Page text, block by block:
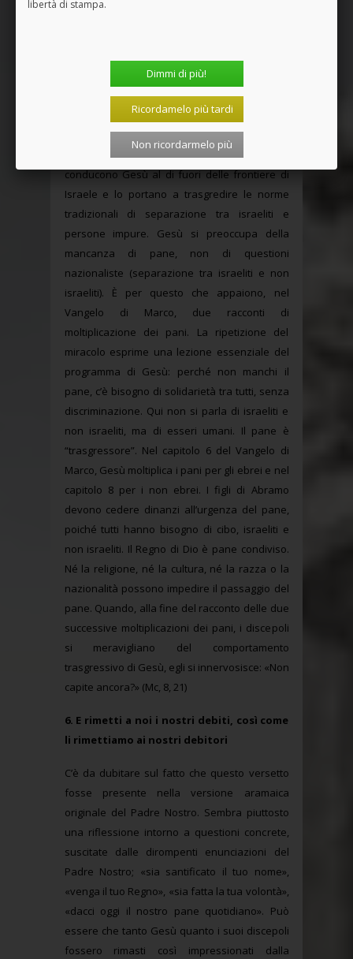
dedicati a questo tema (dal capitolo 6 al
capitolo 8). In essi, la parola “pani” (sempre al
plurale) compare 17 volte. Lo spettro della
fame è tra le righe. Si parla continuamente di
pani, di pani per tutti, di pane quotidiano. I pani
conducono Gesù al di fuori delle frontiere di
Israele e lo portano a trasgredire le norme
tradizionali di separazione tra israeliti e
persone impure. Gesù si preoccupa della
mancanza di pane, non di questioni
nazionaliste (separazione tra israeliti e non
israeliti). È per questo che appaiono, nel
Vangelo di Marco, due racconti di
moltiplicazione dei pani. La ripetizione del
miracolo esprime una lezione essenziale del
programma di Gesù: perché non manchi il
pane, c’è bisogno di solidarietà tra tutti, senza
discriminazione. Qui non si parla di israeliti e
non israeliti, ma di esseri umani. Il pane è
“trasgressore”. Nel capitolo 6 del Vangelo di
Marco, Gesù moltiplica i pani per gli ebrei e nel
capitolo 8 per i non ebrei. I figli di Abramo
devono cedere dinanzi all’urgenza del pane,
poiché tutti hanno bisogno di cibo, israeliti e
non israeliti. Il Regno di Dio è pane condiviso.
Né la religione, né la cultura, né la razza o la
nazionalità possono impedire il passaggio del
pane. Quando, alla fine del racconto delle due
successive moltiplicazioni dei pani, i discepoli
si meravigliano del comportamento
trasgressivo di Gesù, egli si innervosisce: «Non
capite ancora?» (Mc, 8, 21)
6. E rimetti a noi i nostri debiti, così come
li rimettiamo ai nostri debitori
C’è da dubitare sul fatto che questo versetto
fosse presente nella versione aramaica
originale del Padre Nostro. Sembra piuttosto
una riflessione intorno a questioni concrete,
suscitate dalle dirompenti enunciazioni del
Padre Nostro; «sia santificato il tuo nome»,
«venga il tuo Regno», «sia fatta la tua volontà»,
«dacci oggi il nostro pane quotidiano». Può
essere che tanto Gesù quanto i suoi discepoli
fossero rimasti così impressionati dalla
libertà di stampa.
Dimmi di più!
Ricordamelo più tardi
Non ricordarmelo più